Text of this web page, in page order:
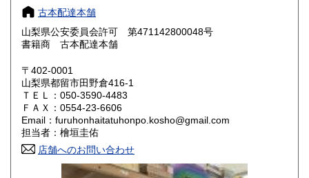
奈良県
鳥取県 800円 島根県
岡山県
山口県 800円
香川県 800円 愛媛県
高知県 800円
古本配達本舗
山梨県公安委員会許可 第471142800048号
書籍商 古本配達本舗
〒402-0001
山梨県都留市田野倉416-1
ＴＥＬ：050-3590-4483
ＦＡＸ：0554-23-6606
Email：furuhonhaitatuhonpo.kosho@gmail.com
担当者：檜垣圭佑
店舗へのお問い合わせ